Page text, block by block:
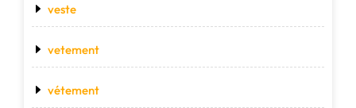
veste
vetement
vétement